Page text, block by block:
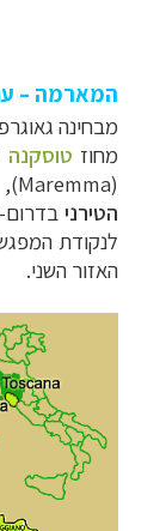
המארמה –
מבחינה
מחוז טוסקנה
(
Maremma
הטירני
לנקודת
האזור השני.